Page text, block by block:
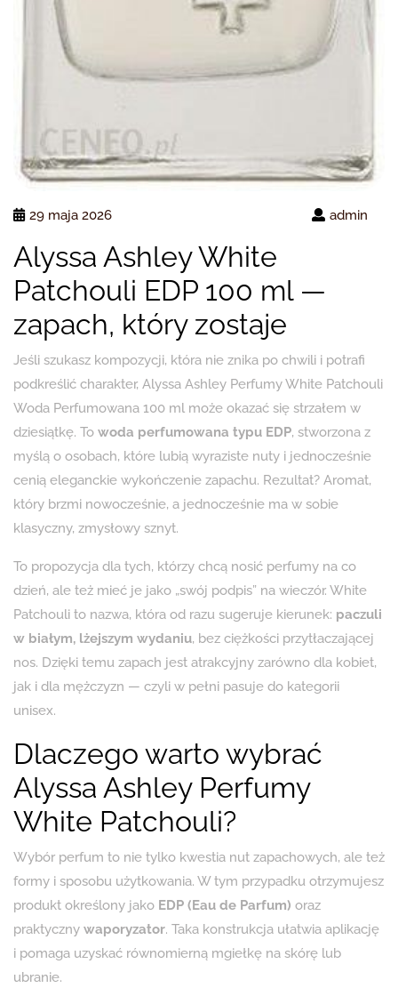
29 maja 2026 admin
Alyssa Ashley White
Patchouli EDP 100 ml —
zapach, który zostaje
Jeśli szukasz kompozycji, która nie znika po chwili i potrafi
podkreślić charakter, Alyssa Ashley Perfumy White Patchouli
Woda Perfumowana 100 ml może okazać się strzałem w
dziesiątkę. To woda perfumowana typu EDP, stworzona z
myślą o osobach, które lubią wyraziste nuty i jednocześnie
cenią eleganckie wykończenie zapachu. Rezultat? Aromat,
który brzmi nowocześnie, a jednocześnie ma w sobie
klasyczny, zmysłowy sznyt.
To propozycja dla tych, którzy chcą nosić perfumy na co
dzień, ale też mieć je jako „swój podpis” na wieczór. White
Patchouli to nazwa, która od razu sugeruje kierunek: paczuli
w białym, lżejszym wydaniu, bez ciężkości przytłaczającej
nos. Dzięki temu zapach jest atrakcyjny zarówno dla kobiet,
jak i dla mężczyzn — czyli w pełni pasuje do kategorii
unisex.
Dlaczego warto wybrać
Alyssa Ashley Perfumy
White Patchouli?
Wybór perfum to nie tylko kwestia nut zapachowych, ale też
formy i sposobu użytkowania. W tym przypadku otrzymujesz
produkt określony jako EDP (Eau de Parfum) oraz
praktyczny waporyzator. Taka konstrukcja ułatwia aplikację
i pomaga uzyskać równomierną mgiełkę na skórę lub
ubranie.